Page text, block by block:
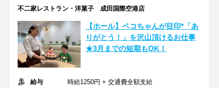
不二家レストラン・洋菓子 成田国際空港店
【ホール】ペコちゃんが目印*「あ
りがとう！」を沢山頂けるお仕事
★3月までの短期もOK！
給与
時給1250円 + 交通費全額支給